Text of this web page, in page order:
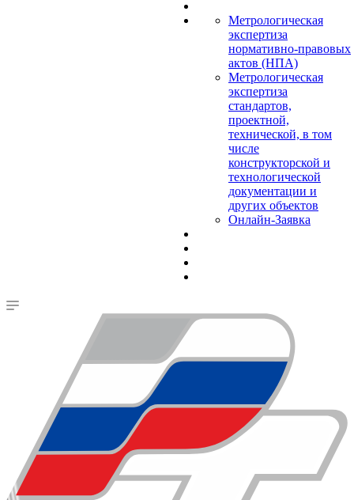
Метрологическая
экспертиза
нормативно-правовых
актов (НПА)
Метрологическая
экспертиза
стандартов,
проектной,
технической, в том
числе
конструкторской и
технологической
документации и
других объектов
Онлайн-Заявка